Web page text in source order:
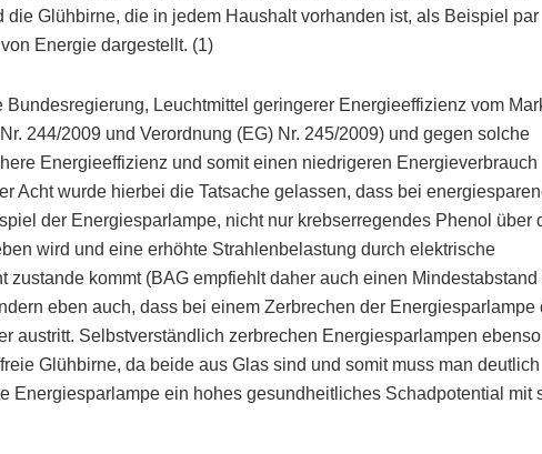
die Glühbirne, die in jedem Haushalt vorhanden ist, als Beispiel par
Energie dargestellt. (1)
Bundesregierung, Leuchtmittel geringerer Energieeffizienz vom
244/2009 und Verordnung (EG) Nr. 245/2009) und gegen solche
Energieeffizienz und somit einen niedrigeren Energieverbrauch
Acht wurde hierbei die Tatsache gelassen, dass bei
der Energiesparlampe, nicht nur krebserregendes Phenol über
wird und eine erhöhte Strahlenbelastung durch elektrische
zustande kommt (BAG empfiehlt daher auch einen Mindestabstand
eben auch, dass bei einem Zerbrechen der Energiesparlampe
austritt. Selbstverständlich zerbrechen Energiesparlampen
Glühbirne, da beide aus Glas sind und somit muss man deutlich
Energiesparlampe ein hohes gesundheitliches Schadpotential mit